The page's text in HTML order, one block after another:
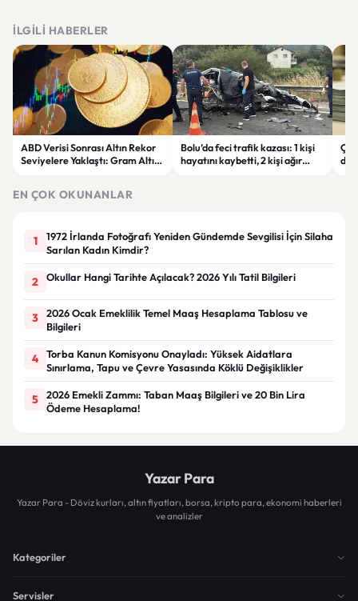
İLGILI HABERLER
ABD Verisi Sonrası Altın Rekor
Seviyelere Yaklaştı: Gram Altın
Bolu’da feci trafik kazası: 1 kişi
hayatını kaybetti, 2 kişi ağır
EN ÇOK OKUNANLAR
1
1972 İrlanda Fotoğrafı Yeniden Gündemde Sevgilisi İçin Silaha
Sarılan Kadın Kimdir?
2 Okullar Hangi Tarihte Açılacak? 2026 Yılı Tatil Bilgileri
3
2026 Ocak Emeklilik Temel Maaş Hesaplama Tablosu ve
Bilgileri
4
Torba Kanun Komisyonu Onayladı: Yüksek Aidatlara
Sınırlama, Tapu ve Çevre Yasasında Köklü Değişiklikler
5
2026 Emekli Zammı: Taban Maaş Bilgileri ve 20 Bin Lira
Ödeme Hesaplama!
Yazar Para
Yazar Para - Döviz kurları, altın fiyatları, borsa, kripto para, ekonomi haberleri
ve analizler
Kategoriler
Servisler